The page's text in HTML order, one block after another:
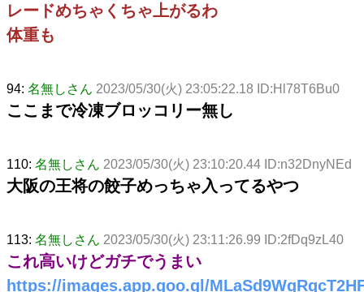
レードめちゃくちゃ上がるわ
体重も
94: 名無しさん 2023/05/30(火) 23:05:22.18 ID:Hl78T6Bu0
ここまで冷凍ブロッコリー無し
110: 名無しさん 2023/05/30(火) 23:10:20.44 ID:n32DnyNEd
大阪の王将の餃子めっちゃ入ってるやつ
113: 名無しさん 2023/05/30(火) 23:11:26.99 ID:2fDq9zL40
これ高いけどガチでうまい
https://images.app.goo.gl/